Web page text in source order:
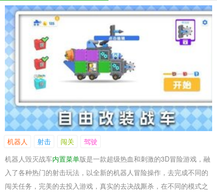
机器人 射击 闯关
驾驶
机器人毁灭战车内置菜单版是一款超级热血和刺激的3D冒险游戏，融
入了各种热门的射击玩法，以全新的机器人冒险操作，去完成不同的
闯关任务，完美的去投入游戏，真实的去决战厮杀，在不同的模式之